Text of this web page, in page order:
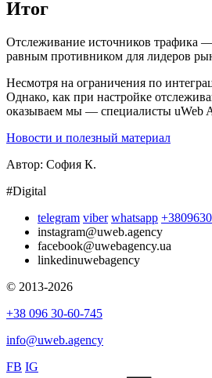
Итог
Отслеживание источников трафика —
равным противником для лидеров
Несмотря на ограничения по
Однако, как при настройке
оказываем мы — специалисты uWeb
Новости и полезный материал
Автор: София К.
#Digital
telegram viber whatsapp
instagram@uweb.agency
facebook@uwebagency.ua
linkedinuwebagency
© 2013-2026
+38 096 30-60-745
info@uweb.agency
FB IG